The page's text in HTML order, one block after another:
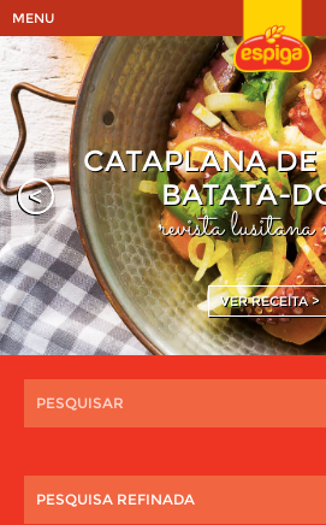
MENU
CATAPLANA DE
BATATA-
revista
VER RECEITA >
<
PESQUISA REFINADA